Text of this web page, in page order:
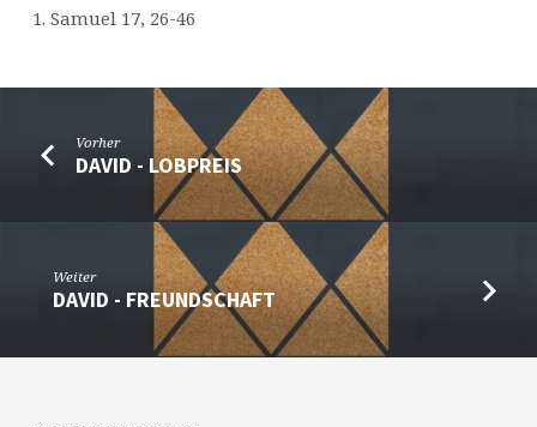
1. Samuel 17, 26-46
Vorher
DAVID - LOBPREIS
Weiter
DAVID - FREUNDSCHAFT